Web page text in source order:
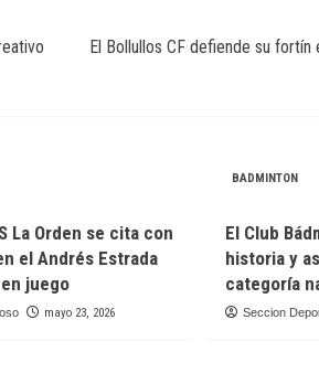
El Bollullos CF defiende su
La Orden se cita con
el Andrés Estrada
juego
mayo 23, 2026
BADMINTON
El Club
historia y
categoría
Seccion